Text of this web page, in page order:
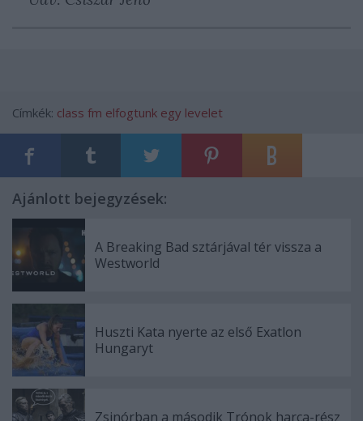
Címkék: class fm elfogtunk egy levelet
Ajánlott bejegyzések:
A Breaking Bad sztárjával tér vissza a
Westworld
Huszti Kata nyerte az első Exatlon
Hungaryt
Zsinórban a második Trónok harca-rész